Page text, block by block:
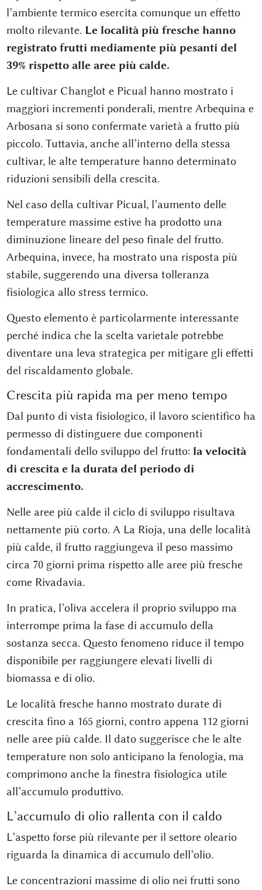
l’ambiente termico esercita comunque un effetto
molto rilevante. Le località più fresche hanno
registrato frutti mediamente più pesanti del
39% rispetto alle aree più calde.
Le cultivar Changlot e Picual hanno mostrato i
maggiori incrementi ponderali, mentre Arbequina e
Arbosana si sono confermate varietà a frutto più
piccolo. Tuttavia, anche all’interno della stessa
cultivar, le alte temperature hanno determinato
riduzioni sensibili della crescita.
Nel caso della cultivar Picual, l’aumento delle
temperature massime estive ha prodotto una
diminuzione lineare del peso finale del frutto.
Arbequina, invece, ha mostrato una risposta più
stabile, suggerendo una diversa tolleranza
fisiologica allo stress termico.
Questo elemento è particolarmente interessante
perché indica che la scelta varietale potrebbe
diventare una leva strategica per mitigare gli effetti
del riscaldamento globale.
Crescita più rapida ma per meno tempo
Dal punto di vista fisiologico, il lavoro scientifico ha
permesso di distinguere due componenti
fondamentali dello sviluppo del frutto: la velocità
di crescita e la durata del periodo di
accrescimento.
Nelle aree più calde il ciclo di sviluppo risultava
nettamente più corto. A La Rioja, una delle località
più calde, il frutto raggiungeva il peso massimo
circa 70 giorni prima rispetto alle aree più fresche
come Rivadavia.
In pratica, l’oliva accelera il proprio sviluppo ma
interrompe prima la fase di accumulo della
sostanza secca. Questo fenomeno riduce il tempo
disponibile per raggiungere elevati livelli di
biomassa e di olio.
Le località fresche hanno mostrato durate di
crescita fino a 165 giorni, contro appena 112 giorni
nelle aree più calde. Il dato suggerisce che le alte
temperature non solo anticipano la fenologia, ma
comprimono anche la finestra fisiologica utile
all’accumulo produttivo.
L’accumulo di olio rallenta con il caldo
L’aspetto forse più rilevante per il settore oleario
riguarda la dinamica di accumulo dell’olio.
Le concentrazioni massime di olio nei frutti sono